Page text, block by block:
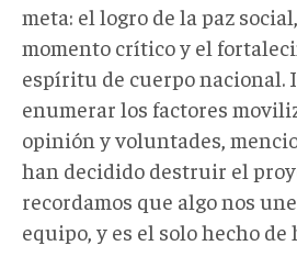
meta: el logro de la paz
momento crítico y el
espíritu de cuerpo nacional.
enumerar los factores
opinión y voluntades,
han decidido destruir el
recordamos que algo nos
equipo, y es el solo hecho